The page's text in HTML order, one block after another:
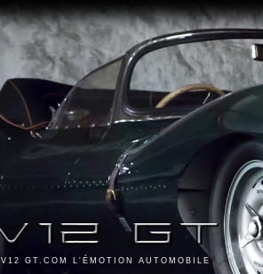
V12 GT.COM L'ÉMOTION AUTOMOBILE